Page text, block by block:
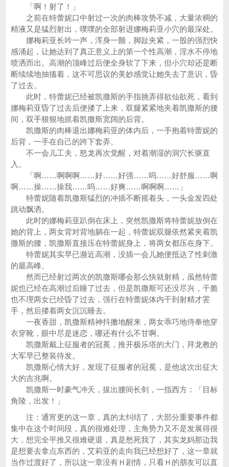
「啊！射了！」
之前在特蕾妮口中射过一次的肉棒攻势不减，大量浓稠的
精液又是猛烈射出，噗噗的全部射进娜梅莉亚小穴的最深处。
娜梅莉亚长吟一声，浑身一颤，脚趾夹紧，一股的强烈快
感涌起，让她达到了真正意义上的第一个性高潮，淫水不停地
喷洒而出。高潮的顶峰过后便全身软了下来，但小穴却还是断
断续续地抽搐着，这不可思议的美妙感觉让她失去了意识，昏
了过去。
此时，特蕾妮已经被凯撒斯的手指挑弄得欲仙欲死，看到
娜梅莉亚昏了过去后便搂了上来，双腿紧紧地夹着凯撒斯的腰
间，双手狠狠地抓着凯撒斯宽阔的后背。
凯撒斯的肉棒退出娜梅莉亚的体内后，一手抱着特蕾妮的
后背，一手在自己的跨下套弄。
不一会儿工夫，怒龙再次觉醒，对着潮湿的洞穴长驱直
入。
「啊……啊啊啊……好……好强……呜……好舒服……啊
啊……操……操我……呜……好爽……啊啊啊……」
特蕾妮随着凯撒斯猛烈的冲插不断摇着头，一头金发四处
跳动飘洒。
此时的娜梅莉亚趴倒在床上，突然凯撒斯将特蕾妮放倒在
她的背上，两女背对背地躺在一起，特蕾妮双腿依然紧夹着凯
撒斯的腰，凯撒斯直接压在特蕾妮身上，将两女都压在身下。
特蕾妮其实早已濒近高潮，没插一会儿她便抵达了性刺激
的最高峰。
然而已经射过两次的凯撒斯哪会那么快就射精，虽然特蕾
妮也已经在高潮过后睡了过去，但是凯撒斯可还没尽兴，干脆
也不理两女已经昏了过去，强行在特蕾妮体内干到射精才罢
手，然后搂着两女沉沉睡去。
一夜香甜，凯撒斯精神抖擞地醒来，两女乖巧地侍奉他穿
衣穿靴，眼中尽是迷恋，哪还有什么不甘啊。
凯撒斯戴上征服者的冠冕，推开极乐塔的大门，拜龙教的
大军早已整装待发。
凯撒斯心情大好，发现了征服者的冠冕，是他这次出征大
大的吉兆啊。
凯撒斯一时豪气冲天，拔出腰间长剑，一指西方：「目标
角陵，出发！」
注：通宵更的这一章，真的太纠结了，大部分重要事件都
集中在这个时间段，真的很难处理，主角势力又不是发展得很
大，想完全平推又很难硬退，真是愁死我了，其实龙妈那边我
是想要去拿点东西的，艾莉亚的走向我已经想好了，这一章就
当作过渡好了，所以这一章没有Ｈ剧情，只看Ｈ的朋友可以直